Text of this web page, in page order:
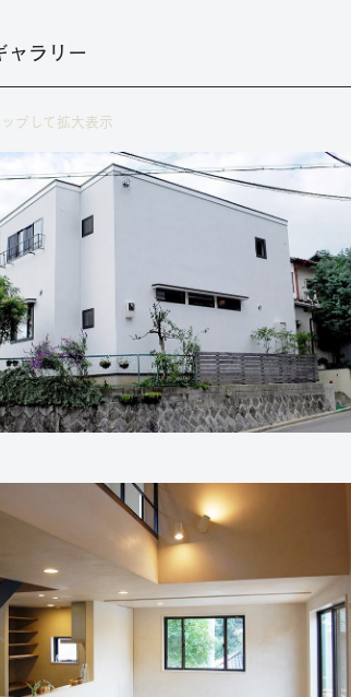
ャラリー
プして拡大表示